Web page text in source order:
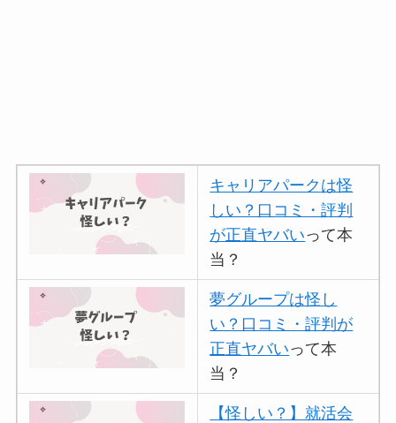
キャリアパークは怪
しい？口コミ・評判
が正直ヤバいって本
当？
夢グループは怪し
い？口コミ・評判が
正直ヤバいって本
当？
【怪しい？】就活会